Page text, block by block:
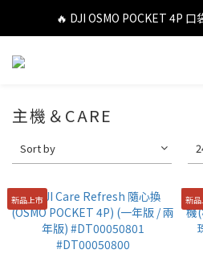
🔥 DJI OSMO POCKET 4P
🔥 DJI OSMO POCKET 4P
🔥 Insta360 Luna Ultra 雲
🔥 DJI OSMO POCKET 4P 口
主機＆CARE
Sort by
新品上市 新